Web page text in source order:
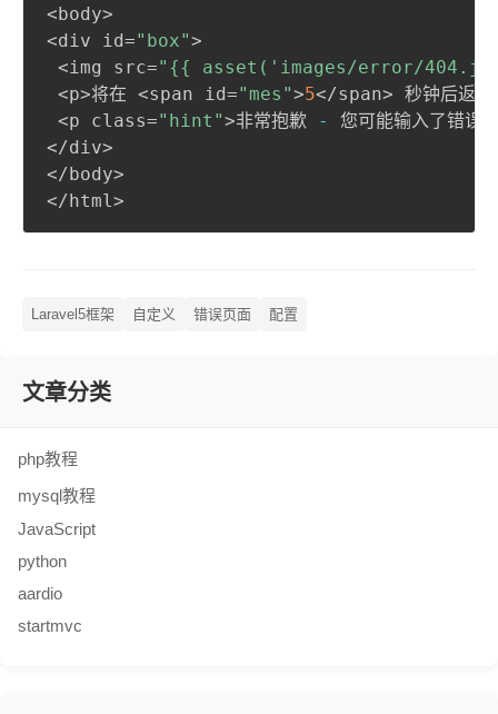
<body>
<div id="box">
<img src="{{ asset('images/error/
<p>将在 <span id="mes">5</span> 秒钟后返
<p class="hint">非常抱歉 -
您可能输入了错误
</div>
</body>
</html>
Laravel5框架 自定义 错误页面 配置
文章分类
php教程
mysql教程
JavaScript
python
aardio
startmvc